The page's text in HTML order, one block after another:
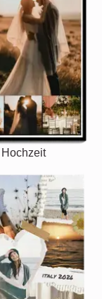
Hochzeit